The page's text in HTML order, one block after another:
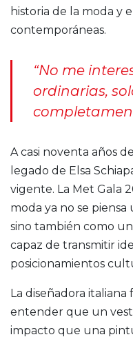
historia de la moda y
contemporáneas.
“No me
ordinarias,
A casi noventa años
legado de Elsa
vigente. La Met Gala
moda ya no se
sino también como
capaz de transmitir
posicionamientos
La diseñadora
entender que un
impacto que una